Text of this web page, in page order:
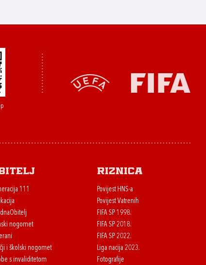
111
nogomet
i školski nogomet
s invaliditetom
Riznica
Povijest HNS-a
Povijest Vatrenih
FIFA SP 1998.
FIFA SP 2018.
FIFA SP 2022.
Liga nacija 2023.
Fotografije